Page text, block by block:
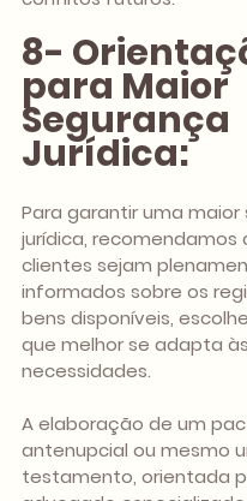
8-
para Maior
Segurança
Jurídica:
Para garantir uma maior
jurídica, recomendamos
clientes sejam
informados sobre os
bens disponíveis,
que melhor se adapta
necessidades.
A elaboração de um
antenupcial ou mesmo
testamento, orientada